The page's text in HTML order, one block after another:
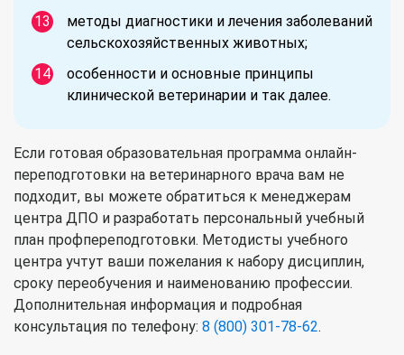
методы диагностики и лечения заболеваний
сельскохозяйственных животных;
особенности и основные принципы
клинической ветеринарии и так далее.
Если готовая образовательная программа онлайн-
переподготовки на ветеринарного врача вам не
подходит, вы можете обратиться к менеджерам
центра ДПО и разработать персональный учебный
план профпереподготовки. Методисты учебного
центра учтут ваши пожелания к набору дисциплин,
сроку переобучения и наименованию профессии.
Дополнительная информация и подробная
консультация по телефону: 8 (800) 301-78-62.